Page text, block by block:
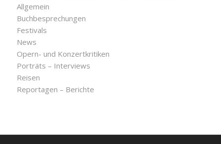
Allgemein
Buchbesprechungen
Festivals
News
Opern- und Konzertkritiken
Porträts – Interviews
Reisen
Reportagen – Berichte